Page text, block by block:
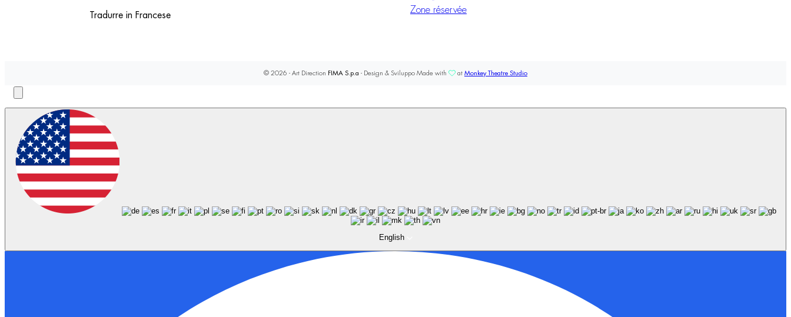
Tradurre in Francese
Zone réservée
© 2026 - Art Direction FIMA S.p.a - Design & Sviluppo Made with at Monkey Theatre Studio
English